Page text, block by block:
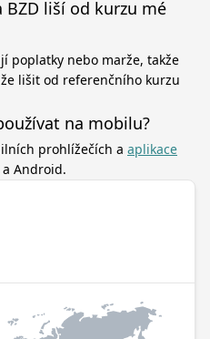
BZD liší od kurzu mé
poplatky nebo marže, takže
lišit od referenčního kurzu
na mobilu?
prohlížečích a aplikace
Android.